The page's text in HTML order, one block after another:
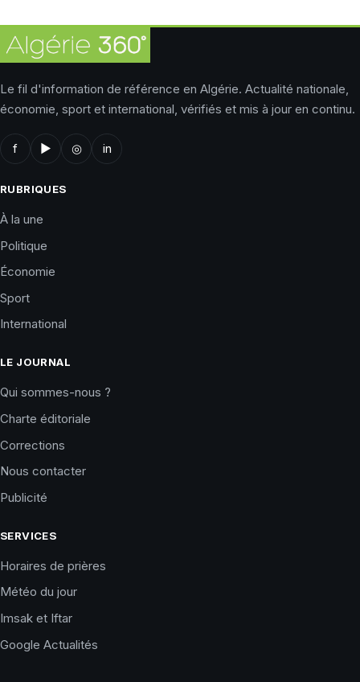
Le fil d'information de référence en Algérie. Actualité nationale,
économie, sport et international, vérifiés et mis à jour en continu.
f ▶ ◎ in
RUBRIQUES
À la une
Politique
Économie
Sport
International
LE JOURNAL
Qui sommes-nous ?
Charte éditoriale
Corrections
Nous contacter
Publicité
SERVICES
Horaires de prières
Météo du jour
Imsak et Iftar
Google Actualités